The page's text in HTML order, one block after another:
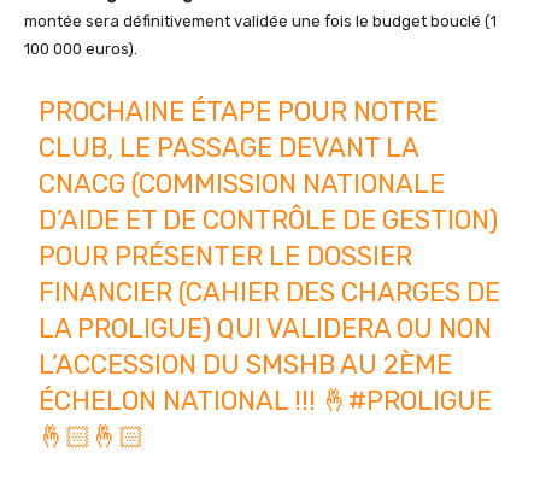
montée sera définitivement validée une fois le budget bouclé (1
100 000 euros).
PROCHAINE ÉTAPE POUR NOTRE
CLUB, LE PASSAGE DEVANT LA
CNACG (COMMISSION NATIONALE
D’AIDE ET DE CONTRÔLE DE GESTION)
POUR PRÉSENTER LE DOSSIER
FINANCIER (CAHIER DES CHARGES DE
LA PROLIGUE) QUI VALIDERA OU NON
L’ACCESSION DU SMSHB AU 2ÈME
ÉCHELON NATIONAL !!! 🤞 #PROLIGUE
🤞🏻🤞🏻